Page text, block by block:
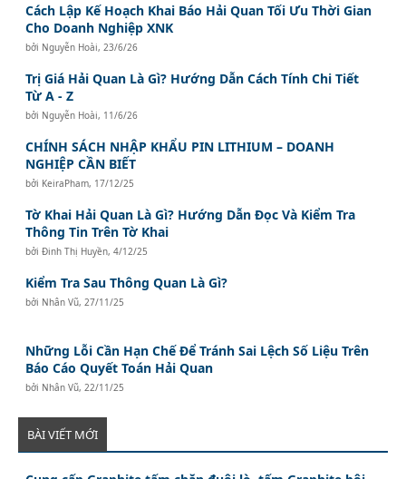
Cách Lập Kế Hoạch Khai Báo Hải Quan Tối Ưu Thời Gian
Cho Doanh Nghiệp XNK
bởi Nguyễn Hoài, 23/6/26
Trị Giá Hải Quan Là Gì? Hướng Dẫn Cách Tính Chi Tiết
Từ A - Z
bởi Nguyễn Hoài, 11/6/26
CHÍNH SÁCH NHẬP KHẨU PIN LITHIUM – DOANH
NGHIỆP CẦN BIẾT
bởi KeiraPham, 17/12/25
Tờ Khai Hải Quan Là Gì? Hướng Dẫn Đọc Và Kiểm Tra
Thông Tin Trên Tờ Khai
bởiĐinh Thị Huyền,4/12/25
Kiểm Tra Sau Thông Quan Là Gì?
bởi Nhân Vũ, 27/11/25
Những Lỗi Cần Hạn Chế Để Tránh Sai Lệch Số Liệu Trên
Báo Cáo Quyết Toán Hải Quan
bởi Nhân Vũ, 22/11/25
BÀI VIẾT MỚI